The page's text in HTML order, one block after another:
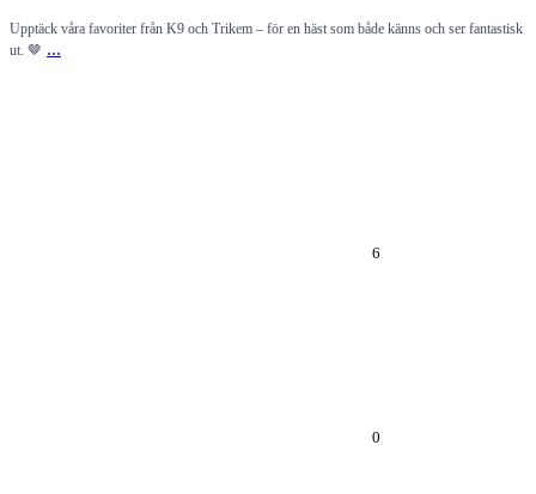
Upptäck våra favoriter från K9 och Trikem – för en häst som både känns och ser fantastisk
ut. 🤎 ...
6
0